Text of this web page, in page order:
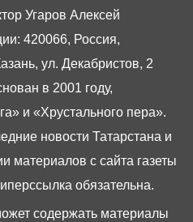
Угаров Алексей
420066, Россия,
ул. Декабристов, 2
в 2001 году,
и «Хрустального пера».
новости Татарстана и
материалов с сайта газеты
обязательна.
содержать материалы